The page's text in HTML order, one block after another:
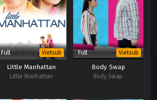
Full Vietsub
Little Manhattan
Little Manhattan
Full Vietsub
Body Swap
Body Swap